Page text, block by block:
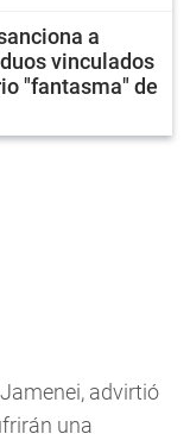
a
vinculados
"fantasma" de
advirtió
una